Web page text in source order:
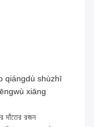
gāo qiángdù shùzhī
xiāng
দাঁতের রজন